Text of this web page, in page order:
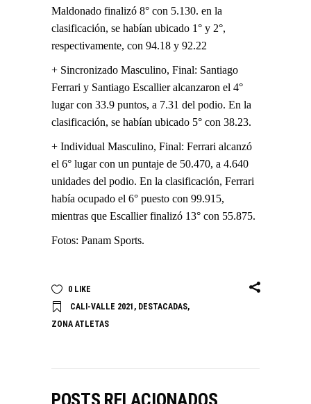
Maldonado finalizó 8° con 5.130. en la
clasificación, se habían ubicado 1° y 2°,
respectivamente, con 94.18 y 92.22
+ Sincronizado Masculino, Final: Santiago
Ferrari y Santiago Escallier alcanzaron el 4°
lugar con 33.9 puntos, a 7.31 del podio. En la
clasificación, se habían ubicado 5° con 38.23.
+ Individual Masculino, Final: Ferrari alcanzó
el 6° lugar con un puntaje de 50.470, a 4.640
unidades del podio. En la clasificación, Ferrari
había ocupado el 6° puesto con 99.915,
mientras que Escallier finalizó 13° con 55.875.
Fotos: Panam Sports.
0 LIKE
CALI-VALLE 2021 , DESTACADAS,
ZONA ATLETAS